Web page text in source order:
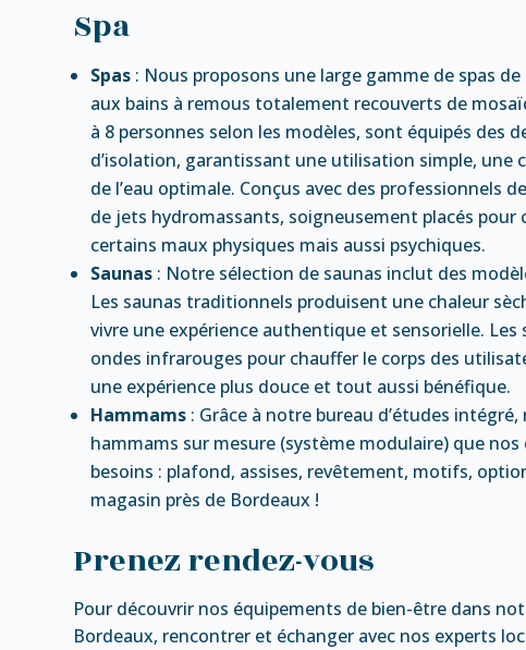
Spa
Spas : Nous proposons une large gamme de spas
aux bains à remous totalement recouverts de
à 8 personnes selon les modèles, sont équipés
d’isolation, garantissant une utilisation simple,
de l’eau optimale. Conçus avec des professionnels
de jets hydromassants, soigneusement placés pour
certains maux physiques mais aussi psychiques.
Saunas : Notre sélection de saunas inclut des
Les saunas traditionnels produisent une chaleur
vivre une expérience authentique et sensorielle.
ondes infrarouges pour chauffer le corps des
une expérience plus douce et tout aussi bénéfique.
Hammams : Grâce à notre bureau d’études
hammams sur mesure (système modulaire) que
besoins : plafond, assises, revêtement, motifs,
magasin près de Bordeaux !
Prenez rendez-vous
Pour découvrir nos équipements de bien-être dans
Bordeaux, rencontrer et échanger avec nos experts